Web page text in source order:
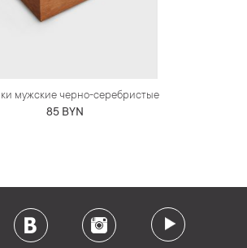
мужские черно-серебристые
85 BYN